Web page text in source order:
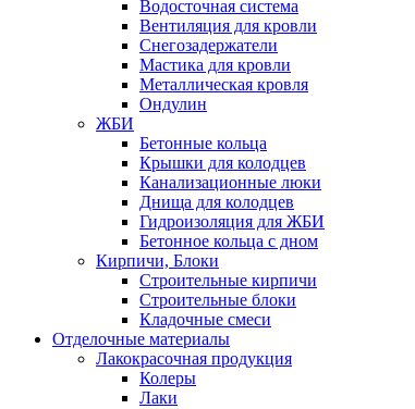
Водосточная система
Вентиляция для кровли
Снегозадержатели
Мастика для кровли
Металлическая кровля
Ондулин
ЖБИ
Бетонные кольца
Крышки для колодцев
Канализационные люки
Днища для колодцев
Гидроизоляция для ЖБИ
Бетонное кольца с дном
Кирпичи, Блоки
Строительные кирпичи
Строительные блоки
Кладочные смеси
Отделочные материалы
Лакокрасочная продукция
Колеры
Лаки